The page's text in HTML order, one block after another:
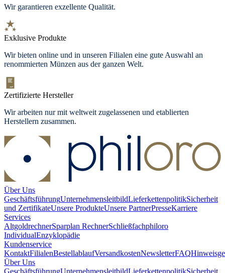
Wir garantieren exzellente Qualität.
Exklusive Produkte
Wir bieten online und in unseren Filialen eine gute Auswahl an
renommierten Münzen aus der ganzen Welt.
Zertifizierte Hersteller
Wir arbeiten nur mit weltweit zugelassenen und etablierten
Herstellern zusammen.
Über Uns
GeschäftsführungUnternehmensleitbildLieferkettenpolitikSicherheit
und ZertifikateUnsere ProdukteUnsere PartnerPresseKarriere
Services
AltgoldrechnerSparplan RechnerSchließfachphiloro
IndividualEnzyklopädie
Kundenservice
KontaktFilialenBestellablaufVersandkostenNewsletterFAQ
Über Uns